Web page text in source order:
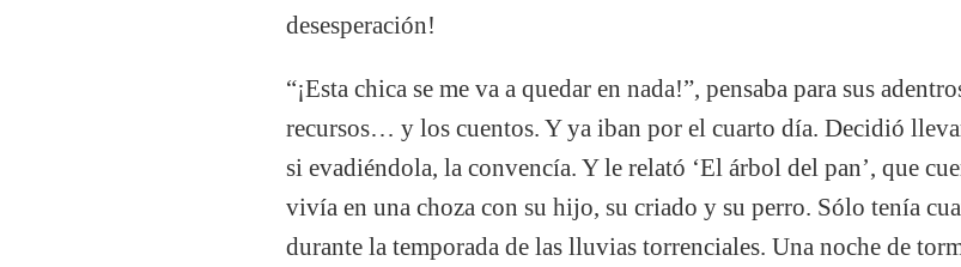
desesperación!
“¡Esta chica se me va a quedar en nada!”, pensaba para sus
recursos… y los cuentos. Y ya iban por el cuarto día. Decidió
si evadiéndola, la convencía. Y le relató ‘El árbol del pan’, que
vivía en una choza con su hijo, su criado y su perro. Sólo tenía
durante la temporada de las lluvias torrenciales. Una noche de